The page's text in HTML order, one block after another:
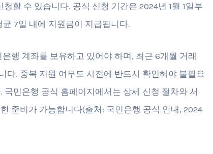
청할 수 있습니다. 공식 신청 기간은 2024년 1월 1일부
균 7일 내에 지원금이 지급됩니다.
행 계좌를 보유하고 있어야 하며, 최근 6개월 거래
다. 중복 지원 여부도 사전에 반드시 확인해야 불필요
국민은행 공식 홈페이지에서는 상세 신청 절차와 서
준비가 가능합니다(출처: 국민은행 공식 안내, 2024